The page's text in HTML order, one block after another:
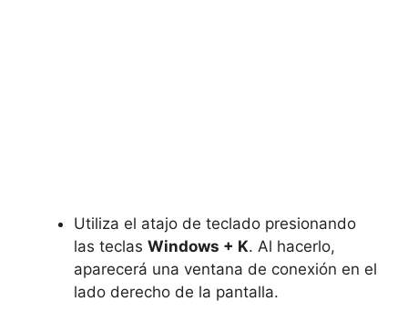
Utiliza el atajo de teclado presionando
las teclas Windows + K. Al hacerlo,
aparecerá una ventana de conexión en el
lado derecho de la pantalla.